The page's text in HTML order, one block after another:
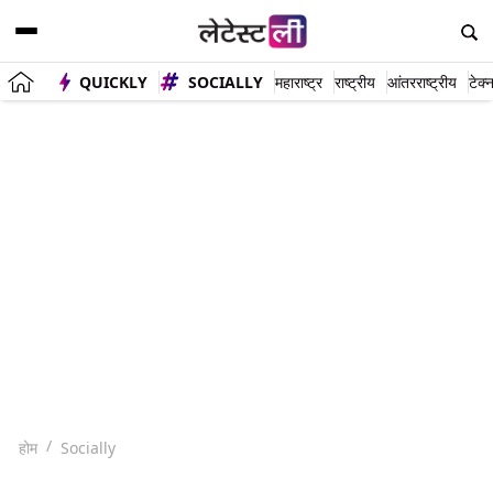
QUICKLY SOCIALLY महाराष्ट्र राष्ट्रीय आंतरराष्ट्रीय
होम Socially